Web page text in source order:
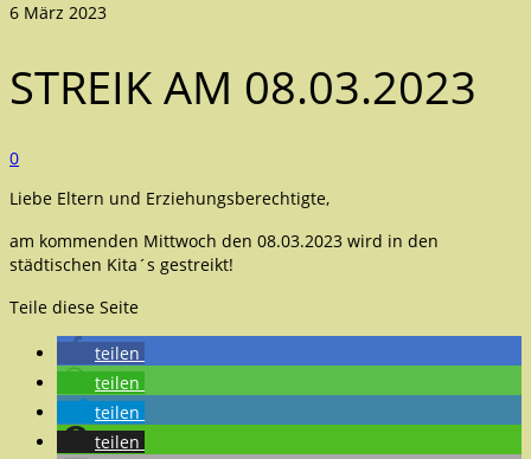
6 März 2023
STREIK AM 08.03.2023
0
Liebe Eltern und Erziehungsberechtigte,
am kommenden Mittwoch den 08.03.2023 wird in den
städtischen Kita´s gestreikt!
Teile diese Seite
teilen
teilen
teilen
teilen